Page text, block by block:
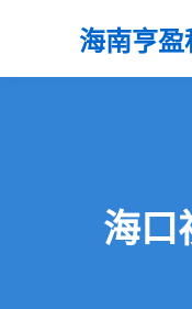
海南亨盈
海口